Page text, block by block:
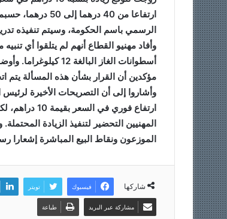
ارتفاعا من 40
الرسمي باسم الحكومة، وسيتم تنفيذه
وأفاد مهنيو القطاع أنهم لم يتلقوا أي
أسطوانات الغاز
مؤكدين أن القرار بشأن هذه المسألة يتم
وأشاروا إلى أن التصريحات الأخيرة
ارتفاع
المهنيين التحضير لتنفيذ الزيادة
الموزعون ونقاط البيع المباشرة إشعارا
شاركها فيسبوك تويتر
مشاركة عبر البريد طباعة